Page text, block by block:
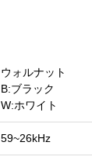
ウォルナット
B:ブラック
W:ホワイト
59~26kHz